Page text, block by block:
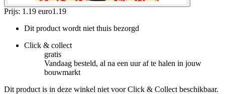
Prijs: 1.19 euro1 .19
Dit product wordt niet thuis bezorgd
Click & collect
gratis
Vandaag besteld, al na een uur af te halen in jouw
bouwmarkt
Dit product is in deze winkel niet voor Click & Collect beschikbaar.